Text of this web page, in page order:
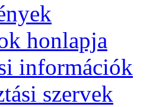
honlapja
információk
szervek